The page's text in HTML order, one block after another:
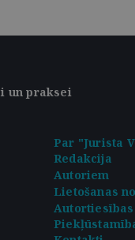
un praksei
Par "Jurista
Redakcija
Autoriem
Lietošanas
Autortiesības